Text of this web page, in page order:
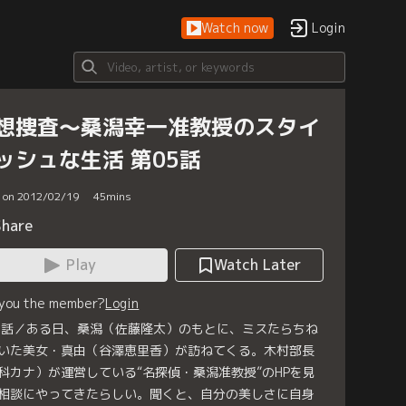
Watch now Login
捜査～桑潟幸一准教授のスタイ
シュな生活 第05話
on 2012/02/19 45mins
Play
Watch Later
the member?Login
／ある日、桑潟（佐藤隆太）のもとに、ミスたらちね
た美女・真由（谷澤恵里香）が訪ねてくる。木村部長
カナ）が運営している“名探偵・桑潟准教授”のHPを見
談にやってきたらしい。聞くと、自分の美しさに自身